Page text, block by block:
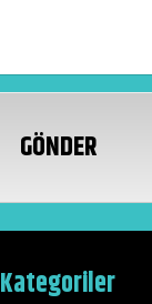
GÖNDER
Kategoriler